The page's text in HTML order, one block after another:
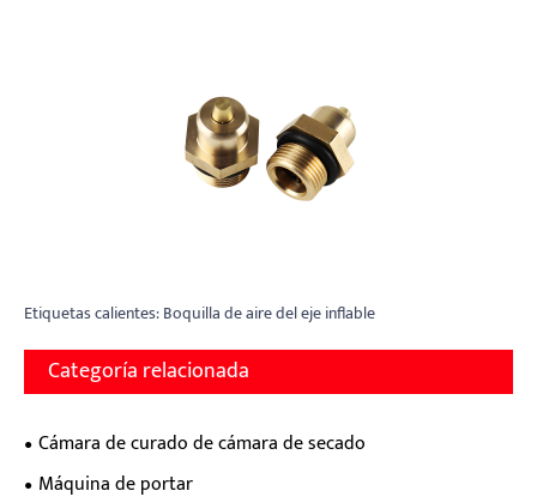
Etiquetas calientes: Boquilla de aire del eje inflable
Categoría relacionada
Cámara de curado de cámara de secado
Máquina de portar